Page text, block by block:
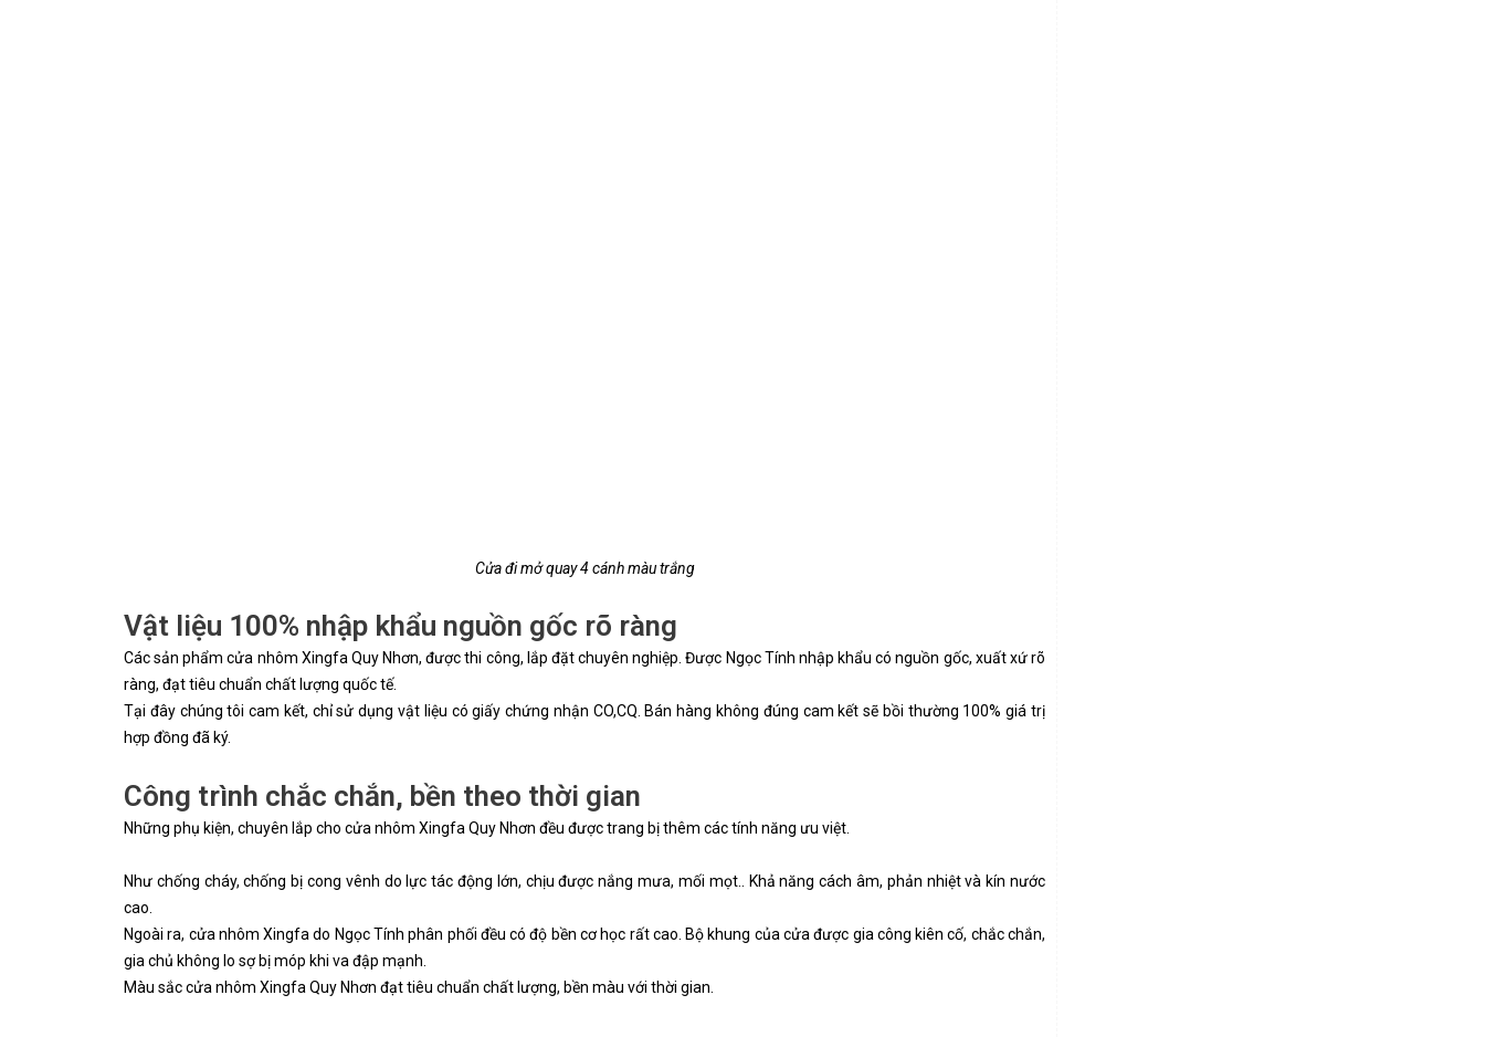
Cửa đi mở quay 4 cánh màu trắng
Vật liệu 100% nhập khẩu nguồn gốc rõ ràng
Các sản phẩm cửa nhôm Xingfa Quy Nhơn, được thi công, lắp đặt chuyên nghiệp. Được Ngọc Tính nhập khẩu có nguồn gốc, xuất xứ rõ
ràng, đạt tiêu chuẩn chất lượng quốc tế.
Tại đây chúng tôi cam kết, chỉ sử dụng vật liệu có giấy chứng nhận CO,CQ. Bán hàng không đúng cam kết sẽ bồi thường 100% giá trị
hợp đồng đã ký.
Công trình chắc chắn, bền theo thời gian
Những phụ kiện, chuyên lắp cho cửa nhôm Xingfa Quy Nhơn đều được trang bị thêm các tính năng ưu việt.
Như chống cháy, chống bị cong vênh do lực tác động lớn, chịu được nắng mưa, mối mọt.. Khả năng cách âm, phản nhiệt và kín nước
cao.
Ngoài ra, cửa nhôm Xingfa do Ngọc Tính phân phối đều có độ bền cơ học rất cao. Bộ khung của cửa được gia công kiên cố, chắc chắn,
gia chủ không lo sợ bị móp khi va đập mạnh.
Màu sắc cửa nhôm Xingfa Quy Nhơn đạt tiêu chuẩn chất lượng, bền màu với thời gian.